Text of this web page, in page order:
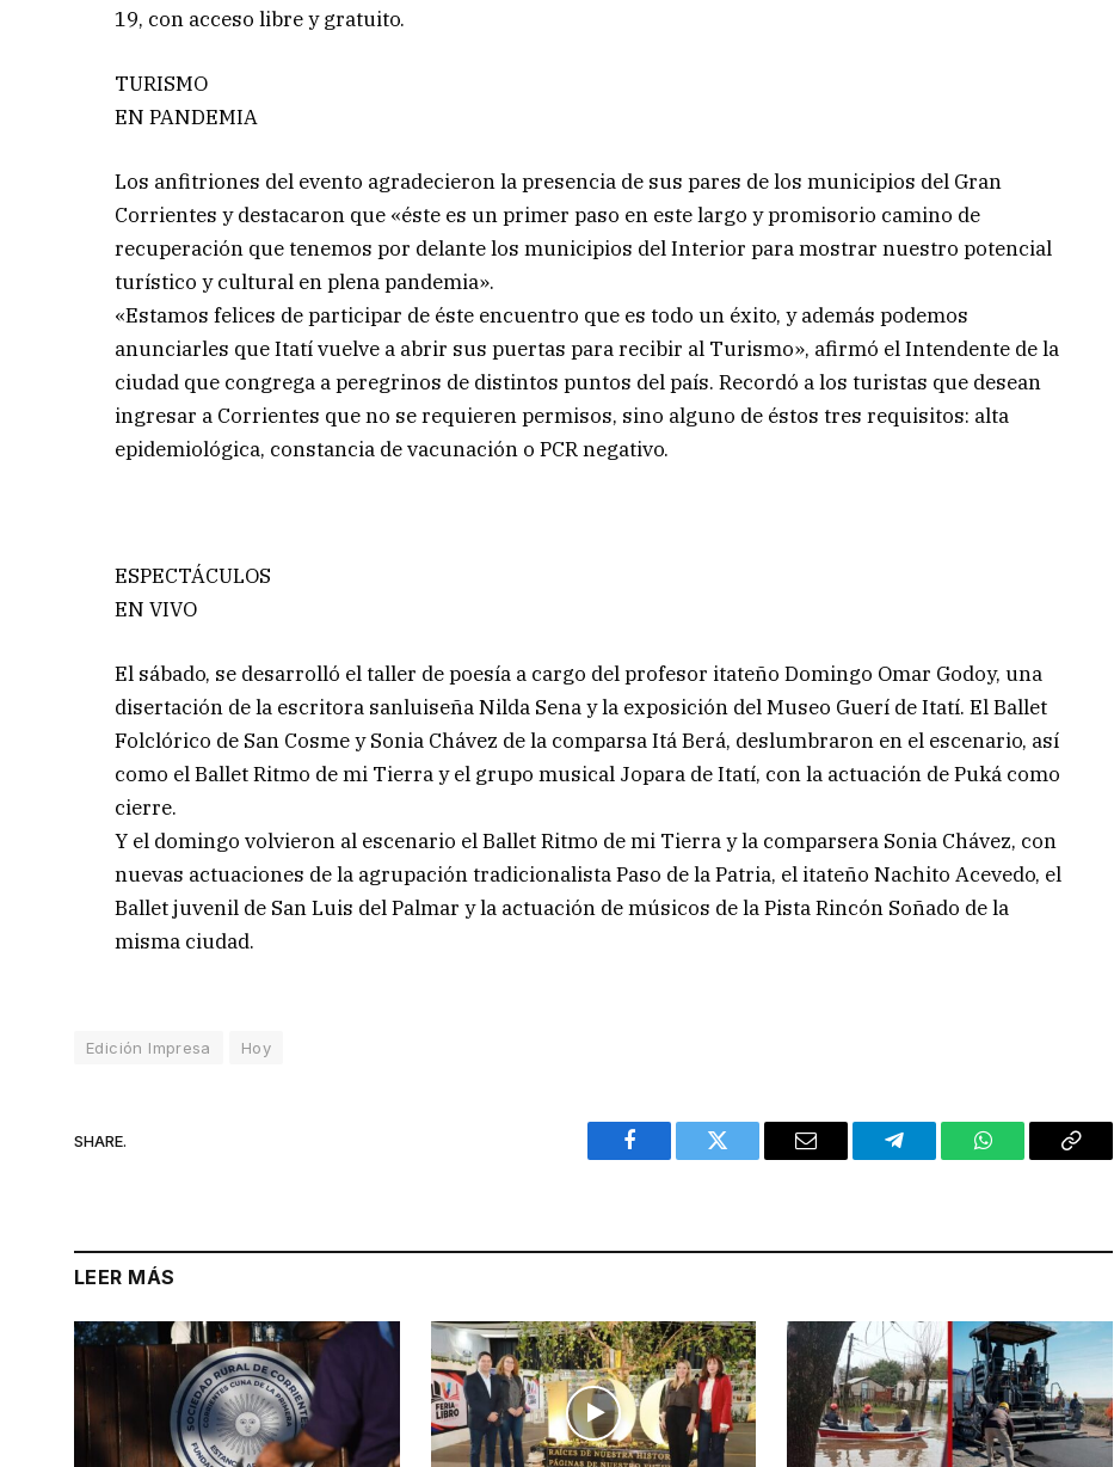
19, con acceso libre y gratuito.
TURISMO
EN PANDEMIA
Los anfitriones del evento agradecieron la presencia de sus pares de los municipios del Gran
Corrientes y destacaron que «éste es un primer paso en este largo y promisorio camino de
recuperación que tenemos por delante los municipios del Interior para mostrar nuestro potencial
turístico y cultural en plena pandemia».
«Estamos felices de participar de éste encuentro que es todo un éxito, y además podemos
anunciarles que Itatí vuelve a abrir sus puertas para recibir al Turismo», afirmó el Intendente de la
ciudad que congrega a peregrinos de distintos puntos del país. Recordó a los turistas que desean
ingresar a Corrientes que no se requieren permisos, sino alguno de éstos tres requisitos: alta
epidemiológica, constancia de vacunación o PCR negativo.
ESPECTÁCULOS
EN VIVO
El sábado, se desarrolló el taller de poesía a cargo del profesor itateño Domingo Omar Godoy, una
disertación de la escritora sanluiseña Nilda Sena y la exposición del Museo Guerí de Itatí. El Ballet
Folclórico de San Cosme y Sonia Chávez de la comparsa Itá Berá, deslumbraron en el escenario, así
como el Ballet Ritmo de mi Tierra y el grupo musical Jopara de Itatí, con la actuación de Puká como
cierre.
Y el domingo volvieron al escenario el Ballet Ritmo de mi Tierra y la comparsera Sonia Chávez, con
nuevas actuaciones de la agrupación tradicionalista Paso de la Patria, el itateño Nachito Acevedo, el
Ballet juvenil de San Luis del Palmar y la actuación de músicos de la Pista Rincón Soñado de la
misma ciudad.
Edición Impresa Hoy
SHARE.
Facebook Twitter Email Telegram WhatsAppCopy
LEER MÁS